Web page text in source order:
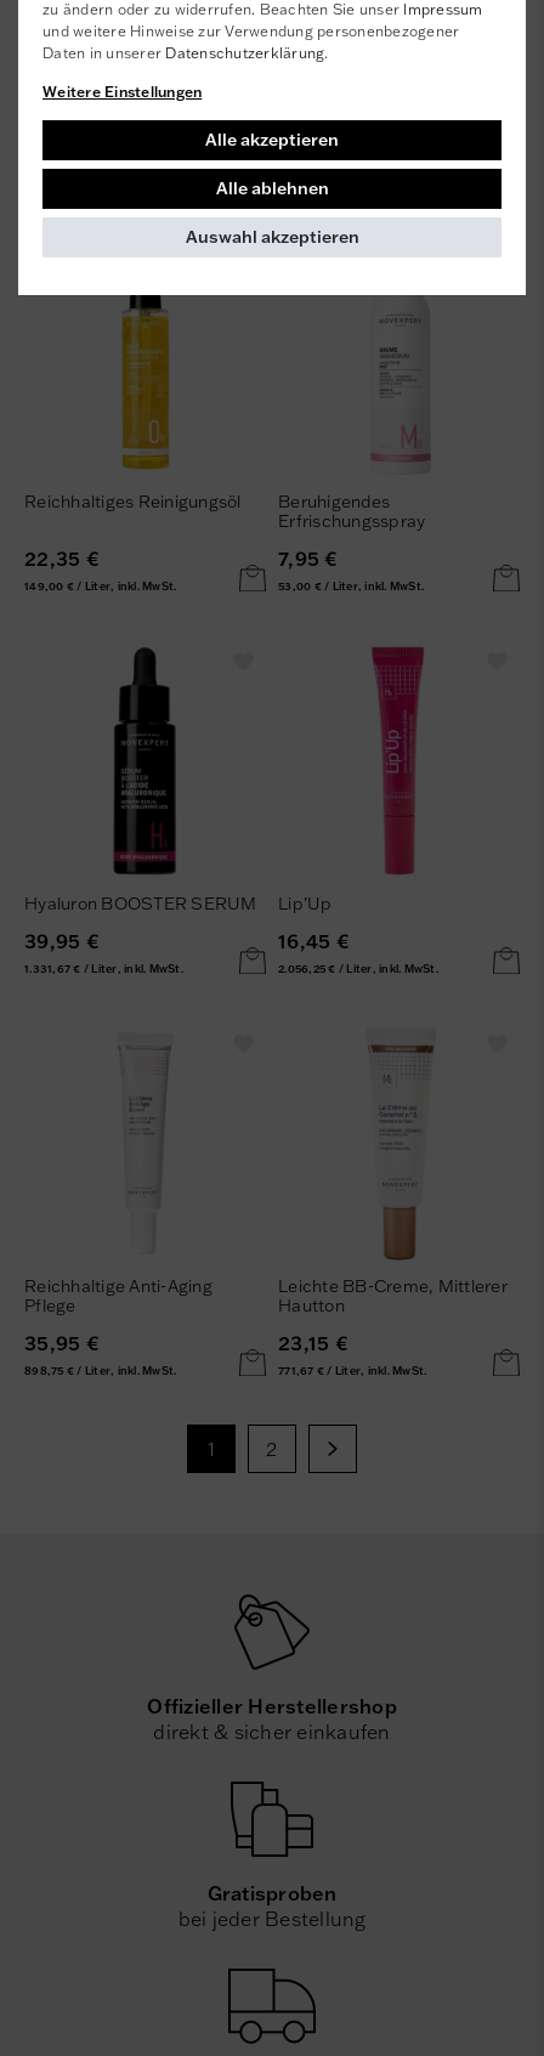
Leichtes Anti-Aging
Spezialfluid
35,95 € 32,50 €
650,00 € / Liter, inkl. MwSt.
Reichhaltiges Reinigungsöl
22,35 €
149,00 € / Liter, inkl. MwSt.
Beruhigendes
Erfrischungsspray
7,95 €
53,00 € / Liter, inkl. MwSt.
Hyaluron BOOSTER SERUM
39,95 €
1.331,67 € / Liter, inkl. MwSt.
Lip’Up
16,45 €
2.056,25 € / Liter, inkl. MwSt.
Reichhaltige Anti-Aging
Pflege
35,95 €
898,75 € / Liter, inkl. MwSt.
Leichte BB-Creme, Mittlerer
Hautton
23,15 €
771,67 € / Liter, inkl. MwSt.
1 2
Offizieller Herstellershop
direkt & sicher einkaufen
Gratisproben
bei jeder Bestellung
zu ändern oder zu widerrufen. Beachten Sie unser Impressum
und weitere Hinweise zur Verwendung personenbezogener
Daten in unserer Daten­schutz­erklärung.
Weitere Einstellungen
Alle akzeptieren
Alle ablehnen
Auswahl akzeptieren